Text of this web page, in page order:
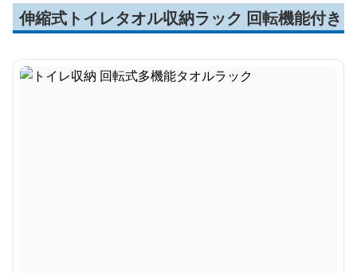
伸縮式トイレタオル収納ラック 回転機能付き